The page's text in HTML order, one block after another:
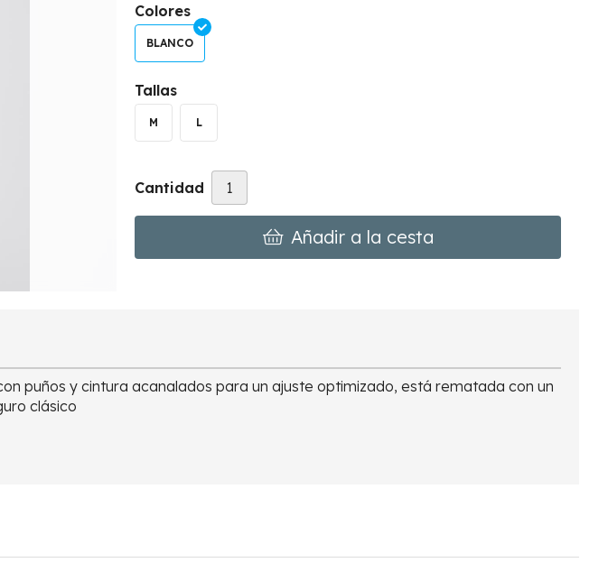
Colores
BLANCO
Tallas
M L
Cantidad
Añadir a la cesta
puños y cintura acanalados para un ajuste optimizado, está rematada con un
clásico